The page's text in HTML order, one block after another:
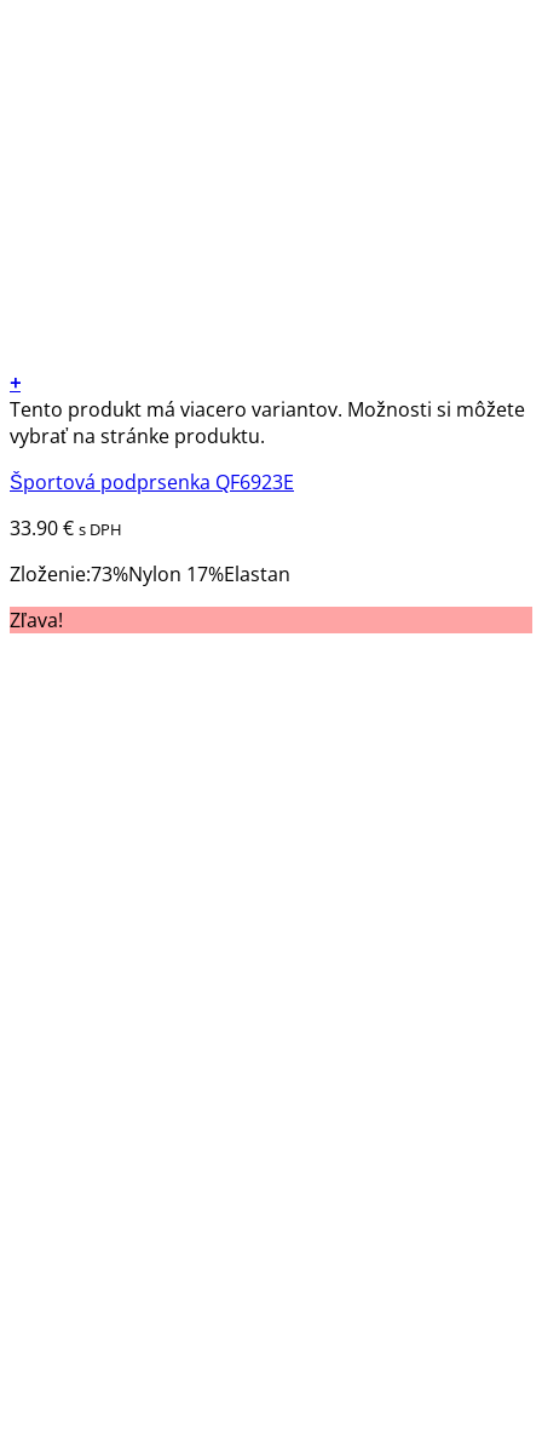
+
Tento produkt má viacero variantov. Možnosti si môžete
vybrať na stránke produktu.
Športová podprsenka QF6923E
33.90€ s DPH
Zloženie:73%Nylon 17%Elastan
Zľava!